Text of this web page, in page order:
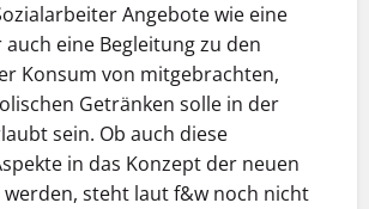
Angebote wie eine
auch eine Begleitung zu den
Konsum von mitgebrachten,
Getränken solle in der
sein. Ob auch diese
in das Konzept der neuen
werden, steht laut f&w noch nicht